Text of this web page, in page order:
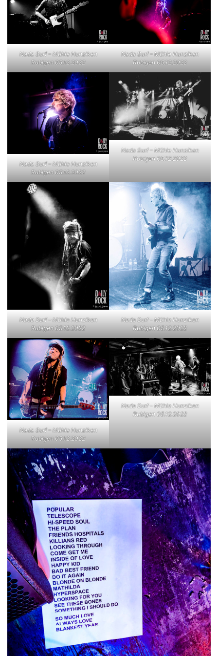
Nada Surf – Mühle Hunziken
Rubigen 05.12.2022
Nada Surf – Mühle Hunziken
Rubigen 05.12.2022
Nada Surf – Mühle Hunziken
Rubigen 05.12.2022
Nada Surf – Mühle Hunziken
Rubigen 05.12.2022
Nada Surf – Mühle Hunziken
Rubigen 05.12.2022
Nada Surf – Mühle Hunziken
Rubigen 05.12.2022
Nada Surf – Mühle Hunziken
Rubigen 05.12.2022
Nada Surf – Mühle Hunziken
Rubigen 05.12.2022